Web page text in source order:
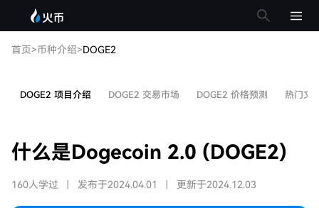
首页>币种介绍>DOGE2
DOGE2 项目介绍 DOGE2 交易市场 DOGE2 价格预测 热门文
什么是Dogecoin 2.0 (DOGE2)
160人学过 发布于2024.04.01 更新于2024.12.03